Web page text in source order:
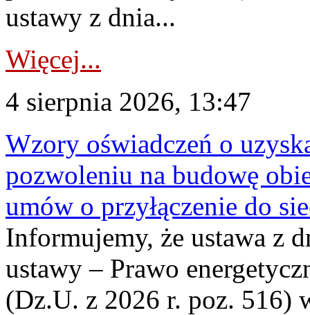
ustawy z dnia...
Więcej...
4 sierpnia 2026, 13:47
Wzory oświadczeń o
pozwoleniu na budowę
umów o przyłączenie do
Informujemy, że ustawa z
ustawy – Prawo
(Dz.U. z 2026 r. poz. 516)